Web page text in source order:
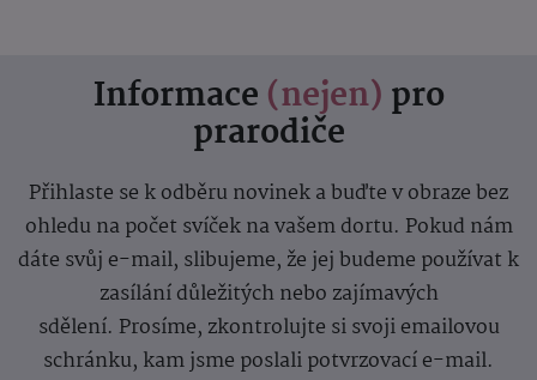
Informace (nejen) pro
prarodiče
Přihlaste se k odběru novinek a buďte v obraze bez
ohledu na počet svíček na vašem dortu. Pokud nám
dáte svůj e-mail, slibujeme, že jej budeme používat k
zasílání důležitých nebo zajímavých
sdělení. Prosíme, zkontrolujte si svoji emailovou
schránku, kam jsme poslali potvrzovací e-mail.